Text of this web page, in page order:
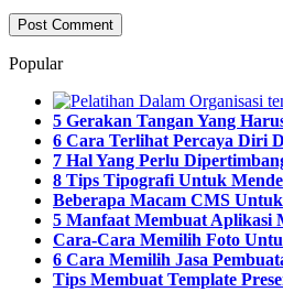
Popular
5 Gerakan Tangan Yang
6 Cara Terlihat Percaya Diri
7 Hal Yang Perlu
8 Tips Tipografi Untuk
Beberapa Macam CMS
5 Manfaat Membuat Aplikasi
Cara-Cara Memilih Foto
6 Cara Memilih Jasa
Tips Membuat Template